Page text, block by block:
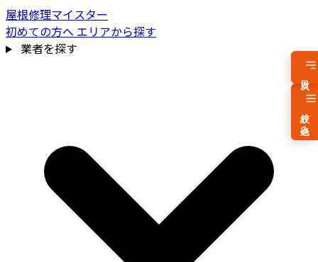
屋根修理マイスター
初めての方へ エリアから探す
業者を探す
費用相場を見る
絞り込み